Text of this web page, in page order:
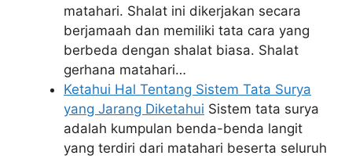
matahari. Shalat ini dikerjakan secara
berjamaah dan memiliki tata cara yang
berbeda dengan shalat biasa. Shalat
gerhana matahari…
Ketahui Hal Tentang Sistem Tata Surya
yang Jarang Diketahui Sistem tata surya
adalah kumpulan benda-benda langit
yang terdiri dari matahari beserta seluruh